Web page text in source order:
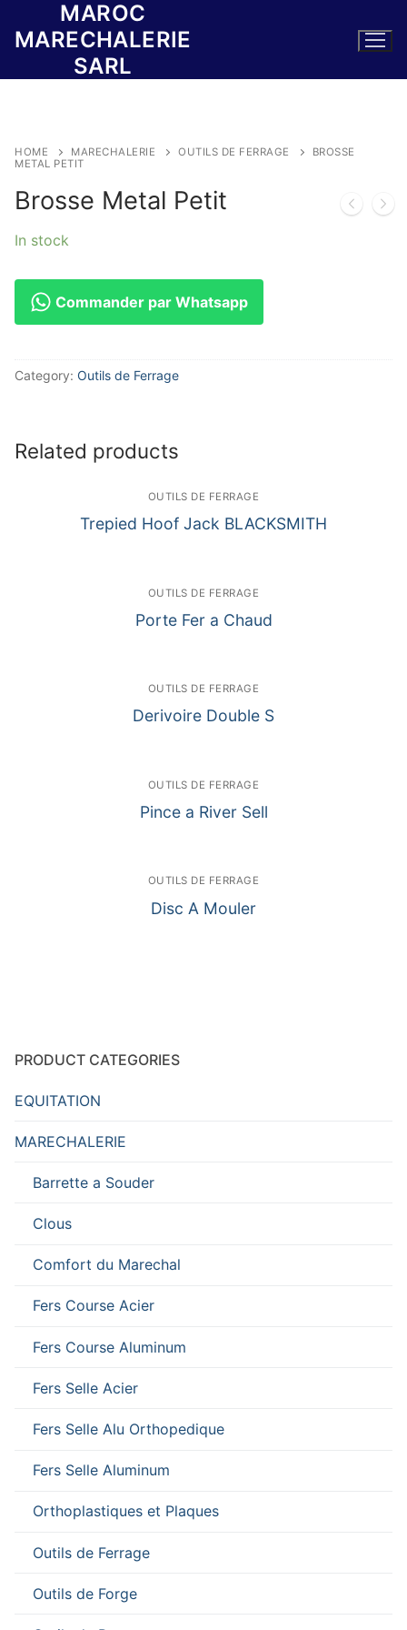
MAROC
MARECHALERIE
SARL
HOME MARECHALERIE OUTILS DE FERRAGE
BROSSE
METAL PETIT
Brosse Metal Petit
In stock
Commander par Whatsapp
Category: Outils de Ferrage
Related products
OUTILS DE FERRAGE
Trepied Hoof Jack BLACKSMITH
OUTILS DE FERRAGE
Porte Fer a Chaud
OUTILS DE FERRAGE
Derivoire Double S
OUTILS DE FERRAGE
Pince a River Sell
OUTILS DE FERRAGE
Disc A Mouler
PRODUCT CATEGORIES
EQUITATION
MARECHALERIE
Barrette a Souder
Clous
Comfort du Marechal
Fers Course Acier
Fers Course Aluminum
Fers Selle Acier
Fers Selle Alu Orthopedique
Fers Selle Aluminum
Orthoplastiques et Plaques
Outils de Ferrage
Outils de Forge